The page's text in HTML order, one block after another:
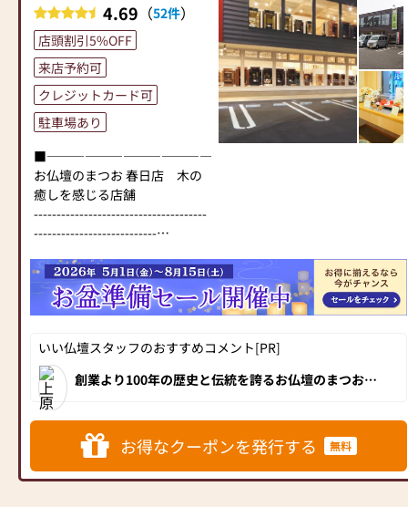
④2～3時間ごとに窓やドアを
開けるなどして換気を行って
いる
⑤1日1回以上、店内消毒を行
っている
以上の項目を心掛け営業して
おります。ご理解のほど宜し
くお願い致します。
4.69 （52件）
店頭割引5%OFF
来店予約可
クレジットカード可
駐車場あり
■―――――――――――――――――――――――――――■
お仏壇のまつお 春日店 木の
癒しを感じる店舗
--------------------------------------
---------------------------
意いたしました！
オープン特価で皆さまのご来
店を、心よりお待ちいたして
「自社工房まつお」ではお仏
壇仏具の製造・修復を行って
おり、アフターも安心です。
■―――――――――――――――――――――――――――■
お仏壇に手を合わせる感謝の
気持ちが、あなたの心を豊か
にします。
いい仏壇スタッフのおすすめコメント[PR]
創業より100年の歴史と伝統を誇るお仏壇のまつお
は、平成29年2月、福岡県春日市に「お仏壇のまつ
近く、大宰府インターからも15分と交通アクセスも抜
群！インテリアショップのような洗練されたおしゃれ
な内装は、男女問わずお客様から大変好評です。新型
のモダン仏壇を中心に100本ほどの商品を展示。2階に
は伝統的な金仏壇と唐木仏壇が20本ほど展示されてお
り、予算や好みに合わせてさまざまなサイズや色合
お得なクーポンを発行する 無料